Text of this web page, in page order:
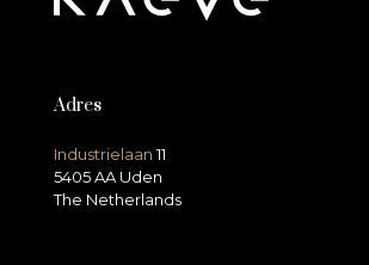
Adres
Industrielaan11
5405 AA Uden
The Netherlands